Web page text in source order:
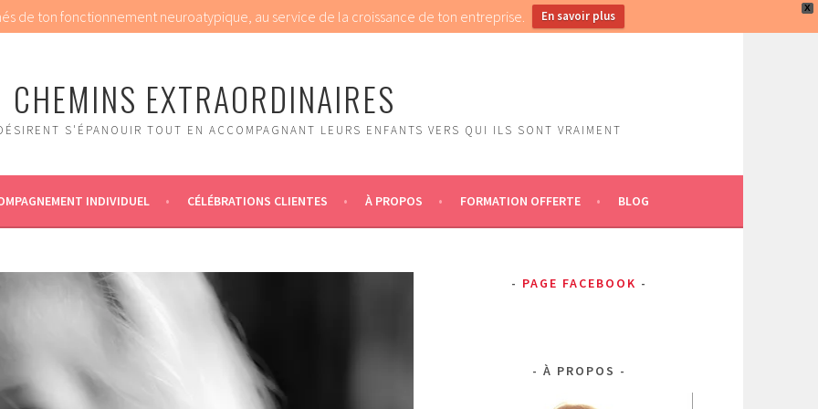
X
de ton fonctionnement neuroatypique, au service de la croissance de ton entreprise. En savoir plus
CHEMINS EXTRAORDINAIRES
S'ÉPANOUIR TOUT EN ACCOMPAGNANT LEURS ENFANTS VERS QUI ILS SONT VRAIMENT
INDIVIDUEL CÉLÉBRATIONS CLIENTES À PROPOS FORMATION OFFERTE BLOG
PAGE FACEBOOK
À PROPOS